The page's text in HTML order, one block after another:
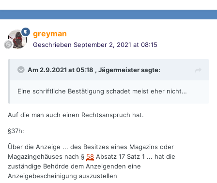
greyman
Geschrieben September 2, 2021 at 08:15
Am 2.9.2021 at 05:18 , Jägermeistersagte:
Eine schriftliche Bestätigung schadet meist eher nicht…
Auf die man auch einen Rechtsanspruch hat.
§37h:
Über die Anzeige ... des Besitzes eines Magazins oder
Magazingehäuses nach § 58 Absatz 17 Satz 1 ... hat die
zuständige Behörde dem Anzeigenden eine
Anzeigebescheinigung auszustellen